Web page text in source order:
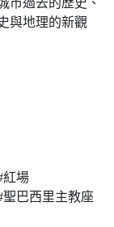
與地理的新觀
紅場
巴西里主教座